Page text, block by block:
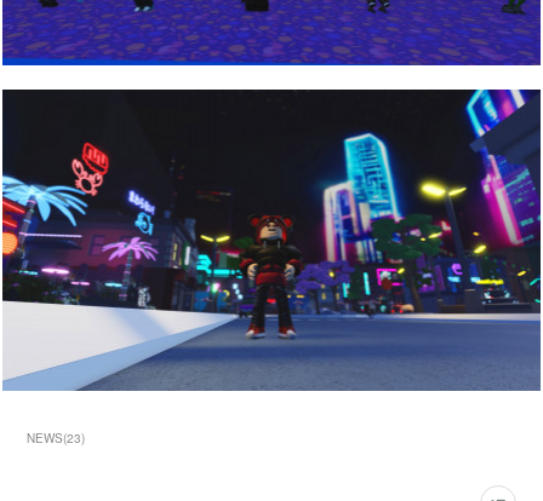
NEWS(23)